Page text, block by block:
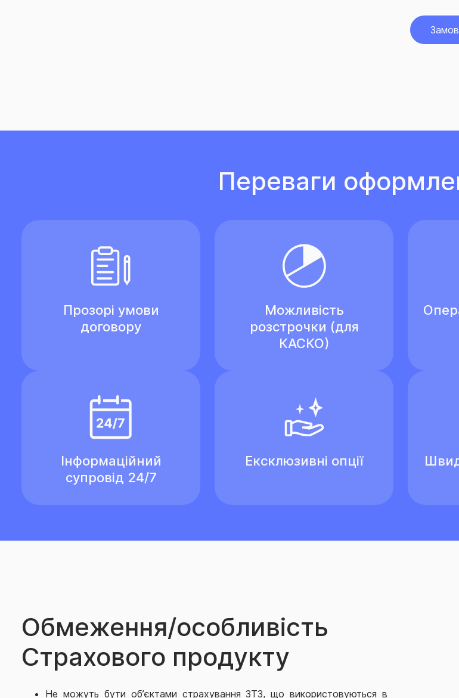
Переваги
Прозорі умови
договору
Можливість
розстрочки (для
КАСКО)
Інформаційний
супровід 24/7
Ексклюзивні опції
Обмеження/особливість
Страхового продукту
Не можуть бути об’єктами страхування ЗТЗ, що використовуються в